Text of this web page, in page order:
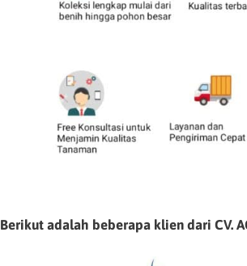
Berikut adalah beberapa klien dari CV.